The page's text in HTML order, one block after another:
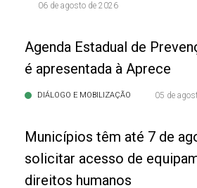
06 de agosto de 2026
Agenda Estadual de
é apresentada à Aprece
DIÁLOGO E MOBILIZAÇÃO 05 de
Municípios têm até 7 de
solicitar acesso de
direitos humanos